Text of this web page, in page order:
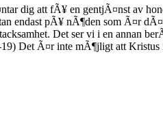
dig att fÃ¥ en gentjÃ¤nst av
endast pÃ¥ nÃ¶den som Ã¤r
Det ser vi i en annan
Det Ã¤r inte mÃ¶jligt att